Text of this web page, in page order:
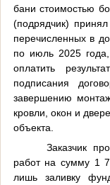
бани стоимостью
(подрядчик)
перечисленных в
по июль 2025 года,
оплатить
подписания
завершению
кровли, окон и
объекта.
Заказчик
работ на сумму 1
лишь заливку